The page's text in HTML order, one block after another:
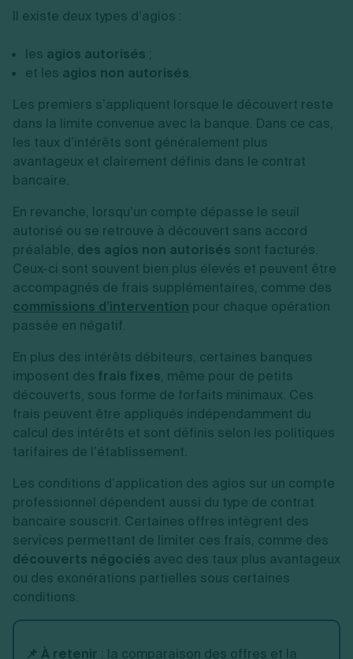
Il existe deux types d’agios :
les agios autorisés ;
et les agios non autorisés.
Les premiers s’appliquent lorsque le découvert reste
dans la limite convenue avec la banque. Dans ce cas,
les taux d’intérêts sont généralement plus
avantageux et clairement définis dans le contrat
bancaire.
En revanche, lorsqu’un compte dépasse le seuil
autorisé ou se retrouve à découvert sans accord
préalable, des agios non autorisés sont facturés.
Ceux-ci sont souvent bien plus élevés et peuvent être
accompagnés de frais supplémentaires, comme des
commissions d’intervention pour chaque opération
passée en négatif.
En plus des intérêts débiteurs, certaines banques
imposent des frais fixes, même pour de petits
découverts, sous forme de forfaits minimaux. Ces
frais peuvent être appliqués indépendamment du
calcul des intérêts et sont définis selon les politiques
tarifaires de l’établissement.
Les conditions d’application des agios sur un compte
professionnel dépendent aussi du type de contrat
bancaire souscrit. Certaines offres intègrent des
services permettant de limiter ces frais, comme des
découverts négociés avec des taux plus avantageux
ou des exonérations partielles sous certaines
conditions.
📌 À retenir : la comparaison des offres et la